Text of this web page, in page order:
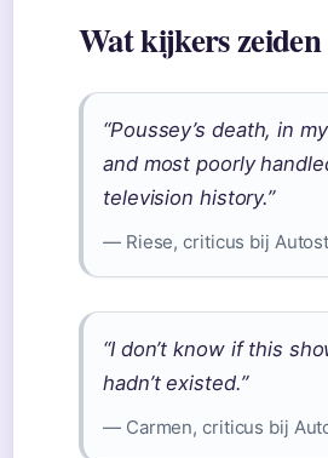
Wat kijkers zeiden
“Poussey’s death, in
and most poorly
television history.”
— Riese, criticus bij
“I don’t know if this
hadn’t existed.”
— Carmen, criticus bij